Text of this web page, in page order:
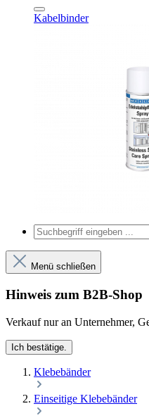
Kabelbinder
Menü schließen
Hinweis zum B2B-Shop
Verkauf nur an Unternehmer,
Ich bestätige.
Klebebänder
Einseitige Klebebänder